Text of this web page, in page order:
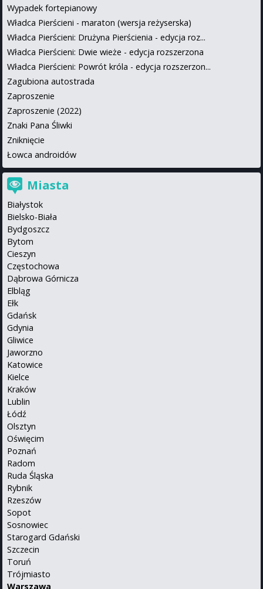
Wypadek fortepianowy
Władca Pierścieni - maraton (wersja reżyserska)
Władca Pierścieni: Drużyna Pierścienia - edycja roz...
Władca Pierścieni: Dwie wieże - edycja rozszerzona
Władca Pierścieni: Powrót króla - edycja rozszerzon...
Zagubiona autostrada
Zaproszenie
Zaproszenie (2022)
Znaki Pana Śliwki
Zniknięcie
Łowca androidów
Miasta
Białystok
Bielsko-Biała
Bydgoszcz
Bytom
Cieszyn
Częstochowa
Dąbrowa Górnicza
Elbląg
Ełk
Gdańsk
Gdynia
Gliwice
Jaworzno
Katowice
Kielce
Kraków
Lublin
Łódź
Olsztyn
Oświęcim
Poznań
Radom
Ruda Śląska
Rybnik
Rzeszów
Sopot
Sosnowiec
Starogard Gdański
Szczecin
Toruń
Trójmiasto
Warszawa